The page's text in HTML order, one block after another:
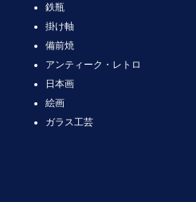
鉄瓶
掛け軸
備前焼
アンティーク・レトロ
日本画
絵画
ガラス工芸